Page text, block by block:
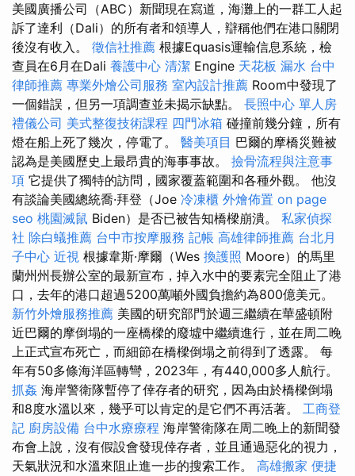
美國廣播公司（ABC）新聞現在寫道，海灘上的一群工人起
訴了達利（Dali）的所有者和領導人，辯稱他們在港口關閉
後沒有收入。 徵信社推薦 根據Equasis運輸信息系統，檢
查員在6月在Dali 養護中心 清潔 Engine 天花板 漏水 台中
律師推薦 專業外燴公司服務 室內設計推薦 Room中發現了
一個錯誤，但另一項調查並未揭示缺點。 長照中心 單人房
禮儀公司 美式整復技術課程 四門冰箱 碰撞前幾分鐘，所有
燈在船上死了幾次，停電了。 醫美項目 巴爾的摩橋災難被
認為是美國歷史上最昂貴的海事事故。 撿骨流程與注意事
項 它提供了獨特的訪問，國家覆蓋範圍和各種外觀。 他沒
有談論美國總統喬·拜登（Joe 冷凍櫃 外燴佈置 on page
seo 桃園滅鼠 Biden）是否已被告知橋樑崩潰。 私家偵探
社 除白蟻推薦 台中市按摩服務 記帳 高雄律師推薦 台北月
子中心 近視 根據韋斯·摩爾（Wes 換護照 Moore）的馬里
蘭州州長辦公室的最新宣布，掉入水中的要素完全阻止了港
口，去年的港口超過5200萬噸外國負擔約為800億美元。
新竹外燴服務推薦 美國的研究部門於週三繼續在華盛頓附
近巴爾的摩倒塌的一座橋樑的廢墟中繼續進行，並在周二晚
上正式宣布死亡，而細節在橋樑倒塌之前得到了透露。 每
年有50多條海洋區轉彎，2023年，有440,000多人航行。
抓姦 海岸警衛隊暫停了倖存者的研究，因為由於橋樑倒塌
和8度水溫以來，幾乎可以肯定的是它們不再活著。 工商登
記 廚房設備 台中水療療程 海岸警衛隊在周二晚上的新聞發
布會上說，沒有假設會發現倖存者，並且通過惡化的視力，
天氣狀況和水溫來阻止進一步的搜索工作。 高雄搬家 便捷